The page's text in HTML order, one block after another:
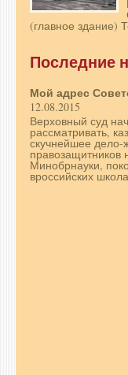
(главное здание)
Последние
Мой адрес
12.08.2015
Верховный суд
рассматривать,
скучнейшее дело-
правозащитников
Минобрнауки,
вроссийских